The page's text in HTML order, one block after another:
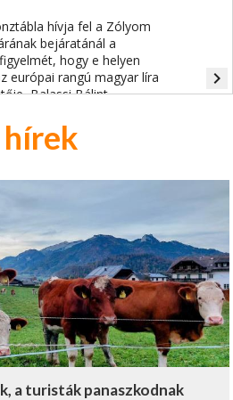
hívja fel a Zólyom
bejáratánál a
hogy e helyen
európai rangú magyar líra
Balassi Bálint.
navigate_next
hírek
a turisták panaszkodnak